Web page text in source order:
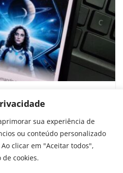
sua experiência de
ou conteúdo personalizado
clicar em "Aceitar todos",
de cookies.
de filme com suas